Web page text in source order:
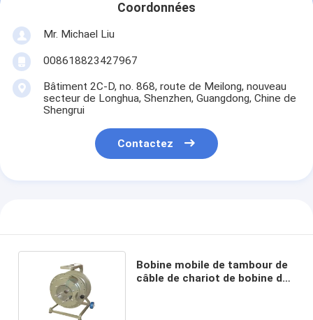
Coordonnées
Mr. Michael Liu
008618823427967
Bâtiment 2C-D, no. 868, route de Meilong, nouveau
secteur de Longhua, Shenzhen, Guangdong, Chine de
Shengrui
Contactez
Bobine mobile de tambour de
câble de chariot de bobine de